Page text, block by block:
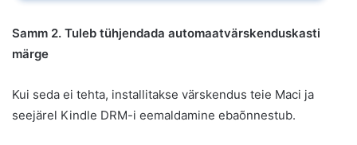
Samm 2. Tuleb tühjendada automaatvärskenduskasti
märge
Kui seda ei tehta, installitakse värskendus teie Maci ja
seejärel Kindle DRM-i eemaldamine ebaõnnestub.